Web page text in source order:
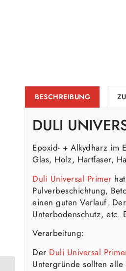
BESCHREIBUNG
DULI
Epoxid- + Alkydharz im
Glas, Holz, Hartfaser,
Duli Universal Primer
Pulverbeschichtung,
einen guten Verlauf.
Unterbodenschutz, etc.
Verarbeitung:
Der Duli Universal
Untergründe sollten